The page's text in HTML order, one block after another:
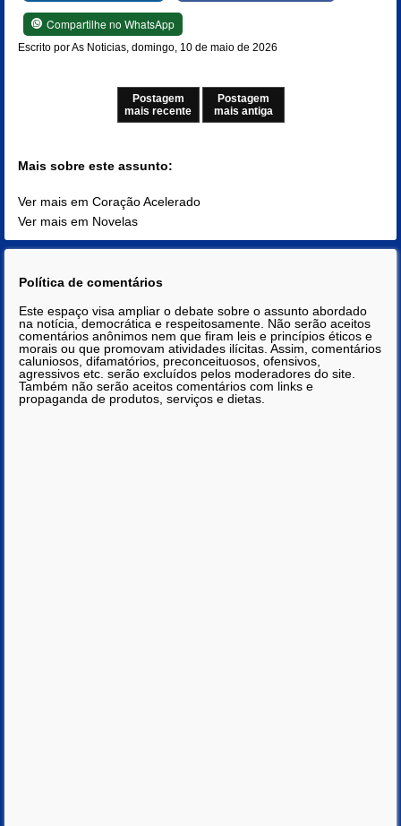
Compartilhe no WhatsApp
Escrito por As Noticias, domingo, 10 de maio de 2026
Postagem
mais recente
Postagem
mais antiga
Mais sobre este assunto:
Ver mais em Coração Acelerado
Ver mais em Novelas
Política de comentários
Este espaço visa ampliar o debate sobre o assunto abordado
na notícia, democrática e respeitosamente. Não serão aceitos
comentários anônimos nem que firam leis e princípios éticos e
morais ou que promovam atividades ilícitas. Assim, comentários
caluniosos, difamatórios, preconceituosos, ofensivos,
agressivos etc. serão excluídos pelos moderadores do site.
Também não serão aceitos comentários com links e
propaganda de produtos, serviços e dietas.